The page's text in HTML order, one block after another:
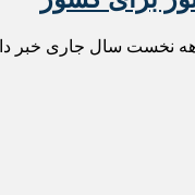
دستگاه انواع تراکتور و